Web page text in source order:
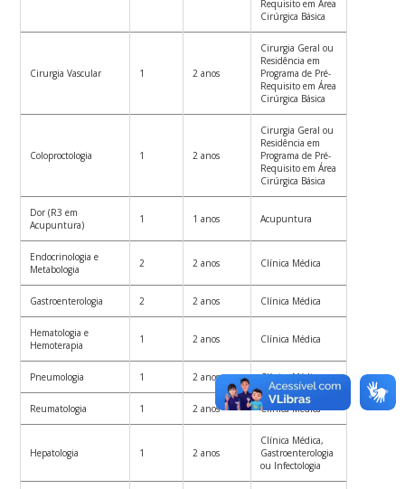
Requisito em Área
Cirúrgica Básica
Cirurgia Vascular 1 2 anos
Cirurgia Geral ou
Residência em
Programa de Pré-
Requisito em Área
Cirúrgica Básica
Coloproctologia 1 2 anos
Cirurgia Geral ou
Residência em
Programa de Pré-
Requisito em Área
Cirúrgica Básica
Dor (R3 em
Acupuntura)
1 1 anos Acupuntura
Endocrinologia e
Metabologia
2 2 anos Clínica Médica
Gastroenterologia 2 2 anos Clínica Médica
Hematologia e
Hemoterapia
1 2 anos Clínica Médica
Pneumologia 1 2 anos Clínica Médica
Reumatologia 1 2 anos Clínica Médica
Hepatologia 1 2 anos
Clínica Médica,
Gastroenterologia
ou Infectologia